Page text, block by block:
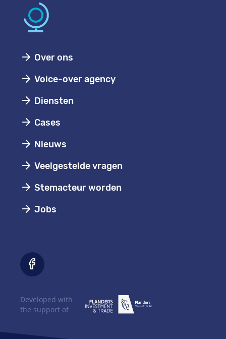
Over ons
Voice-over agency
Diensten
Cases
Nieuws
Veelgestelde vragen
Stemacteur worden
Jobs
Developed with
the support of